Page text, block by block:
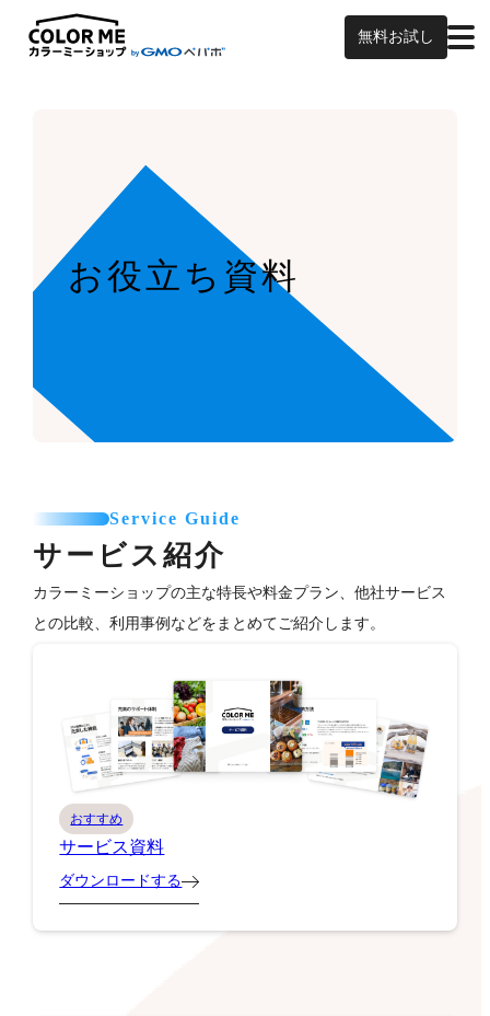
無料お試し
お役立ち資料
Service Guide
サービス紹介
カラーミーショップの主な特長や料金プラン、他社サービス
との比較、利用事例などをまとめてご紹介します。
おすすめ
サービス資料
ダウンロードする